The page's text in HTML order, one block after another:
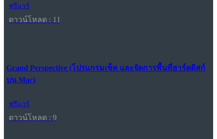
ฟรีแวร์
ดาวน์โหลด : 11
Grand Perspective (โปรแกรมเช็ค และจัดการพื้นที่ฮาร์ดดิสก์
บน Mac)
ฟรีแวร์
ดาวน์โหลด : 9